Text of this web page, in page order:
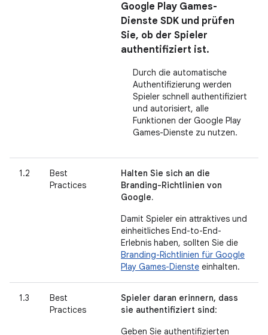
Google Play Games-
Dienste SDK und prüfen
Sie, ob der Spieler
authentifiziert ist.
Durch die automatische
Authentifizierung werden
Spieler schnell authentifiziert
und autorisiert, alle
Funktionen der Google Play
Games-Dienste zu nutzen.
1.2
Best
Practices
Halten Sie sich an die
Branding-Richtlinien von
Google.
Damit Spieler ein attraktives und
einheitliches End-to-End-
Erlebnis haben, sollten Sie die
Branding-Richtlinien für Google
Play Games-Dienste einhalten.
1.3
Best
Practices
Spieler daran erinnern, dass
sie authentifiziert sind:
Geben Sie authentifizierten